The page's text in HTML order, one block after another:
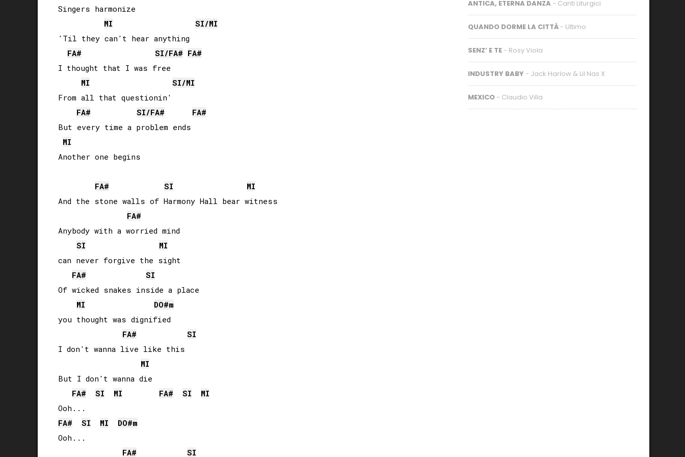
Singers harmonize
MI
SI/MI
'Til they can't hear anything
FA#
SI/FA# FA#
I thought that I was free
MI
SI/MI
From all that questionin'
FA#
SI/FA#
FA#
But every time a problem ends
MI
Another one begins
FA# SI
MI
And the stone walls of Harmony Hall bear witness
FA#
Anybody with a worried mind
SI
MI
can never forgive the sight
FA#
SI
Of wicked snakes inside a place
MI
DO#m
you thought was dignified
FA#
SI
I don't wanna live like this
MI
But I don't wanna die
FA#
SI MI FA# SI
MI
FA#
SI MI DO#m
Ooh...
FA#
SI
ANTICA, ETERNA DANZA - Canti Liturgici
QUANDO DORME LA CITTÀ - Ultimo
SENZ’ E TE - Rosy Viola
INDUSTRY BABY - Jack Harlow & Lil Nas X
MEXICO - Claudio Villa